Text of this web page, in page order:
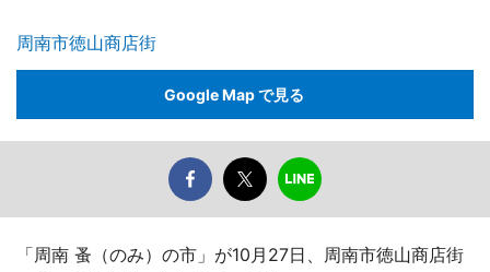
周南市徳山商店街
Google Map で見る
「周南 蚤（のみ）の市」が10月27日、周南市徳山商店街